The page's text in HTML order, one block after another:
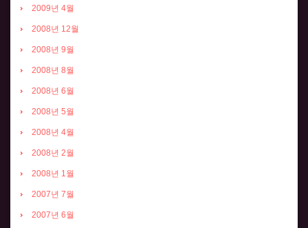
2009년 4월
2008년 12월
2008년 9월
2008년 8월
2008년 6월
2008년 5월
2008년 4월
2008년 2월
2008년 1월
2007년 7월
2007년 6월